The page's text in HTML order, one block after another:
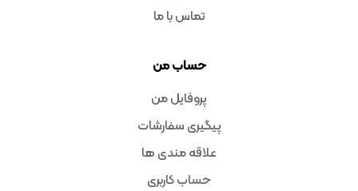
تماس با ما
حساب من
پروفایل من
پیگیری سفارشات
علاقه مندی ها
حساب کاربری